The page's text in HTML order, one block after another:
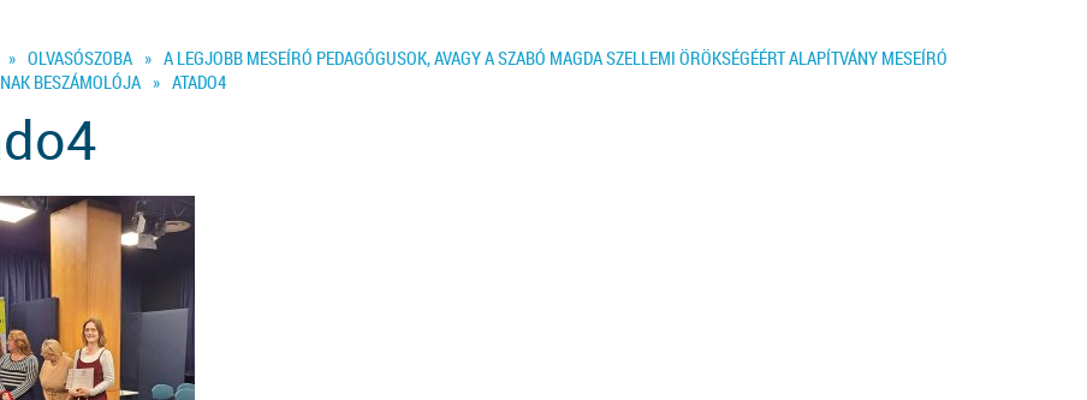
» OLVASÓSZOBA » A LEGJOBB MESEÍRÓ PEDAGÓGUSOK, AVAGY A SZABÓ MAGDA SZELLEMI ÖRÖKSÉGÉÉRT ALAPÍTVÁNY MESEÍRÓ
BESZÁMOLÓJA » ATADO4